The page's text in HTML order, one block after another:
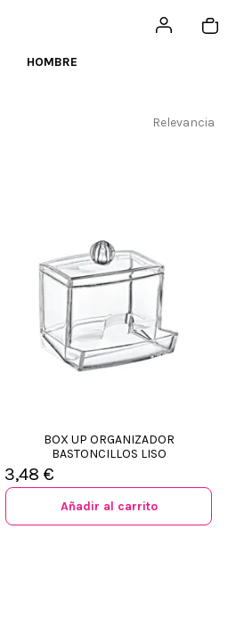
HOMBRE
Relevancia
BOX UP ORGANIZADOR
BASTONCILLOS LISO
3,48 €
Añadir al carrito